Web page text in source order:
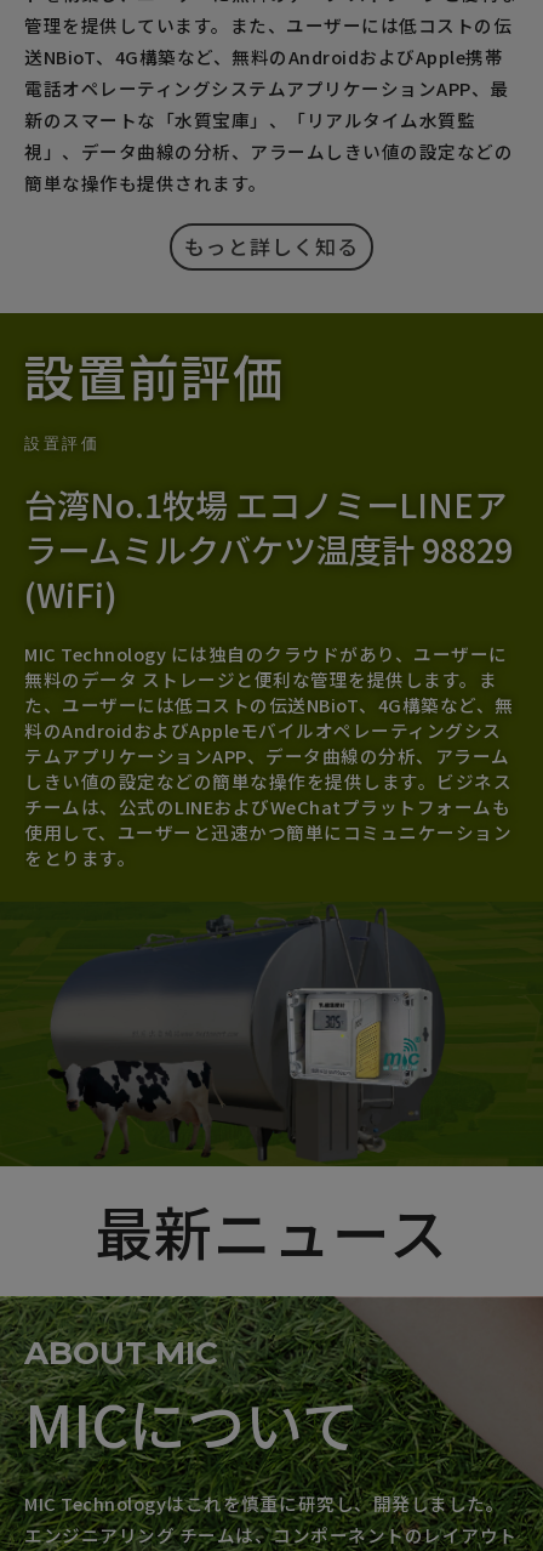
管理を提供しています。また、ユーザーには低コストの伝
送NBioT、4G構築など、無料のAndroidおよびApple携帯
電話オペレーティングシステムアプリケーションAPP、最
新のスマートな「水質宝庫」、「リアルタイム水質監
視」、データ曲線の分析、アラームしきい値の設定などの
簡単な操作も提供されます。
もっと詳しく知る
設置前評価
設置評価
台湾No.1牧場 エコノミーLINEア
ラームミルクバケツ温度計 98829
(WiFi)
MIC Technology には独自のクラウドがあり、ユーザーに
無料のデータ ストレージと便利な管理を提供します。ま
た、ユーザーには低コストの伝送NBioT、4G構築など、無
料のAndroidおよびAppleモバイルオペレーティングシス
テムアプリケーションAPP、データ曲線の分析、アラーム
しきい値の設定などの簡単な操作を提供します。ビジネス
チームは、公式のLINEおよびWeChatプラットフォームも
使用して、ユーザーと迅速かつ簡単にコミュニケーション
をとります。
最新ニュース
MICについて
MIC Technologyはこれを慎重に研究し、開発しました。
エンジニアリング チームは、コンポーネントのレイアウト
ABOUT MIC